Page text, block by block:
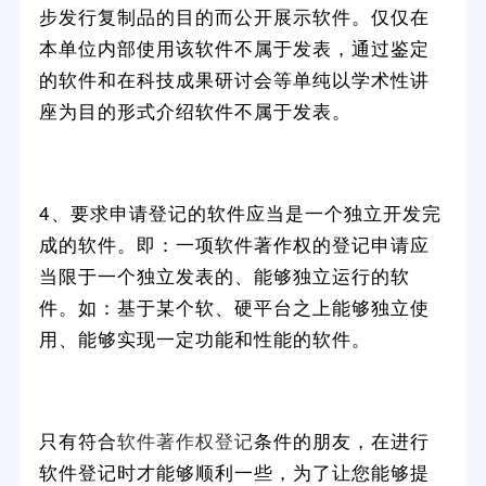
步发行复制品的目的而公开展示软件。仅仅在
本单位内部使用该软件不属于发表，通过鉴定
的软件和在科技成果研讨会等单纯以学术性讲
座为目的形式介绍软件不属于发表。
4、要求申请登记的软件应当是一个独立开发完
成的软件。即：一项软件著作权的登记申请应
当限于一个独立发表的、能够独立运行的软
件。如：基于某个软、硬平台之上能够独立使
用、能够实现一定功能和性能的软件。
只有符合软件著作权登记条件的朋友，在进行
软件登记时才能够顺利一些，为了让您能够提